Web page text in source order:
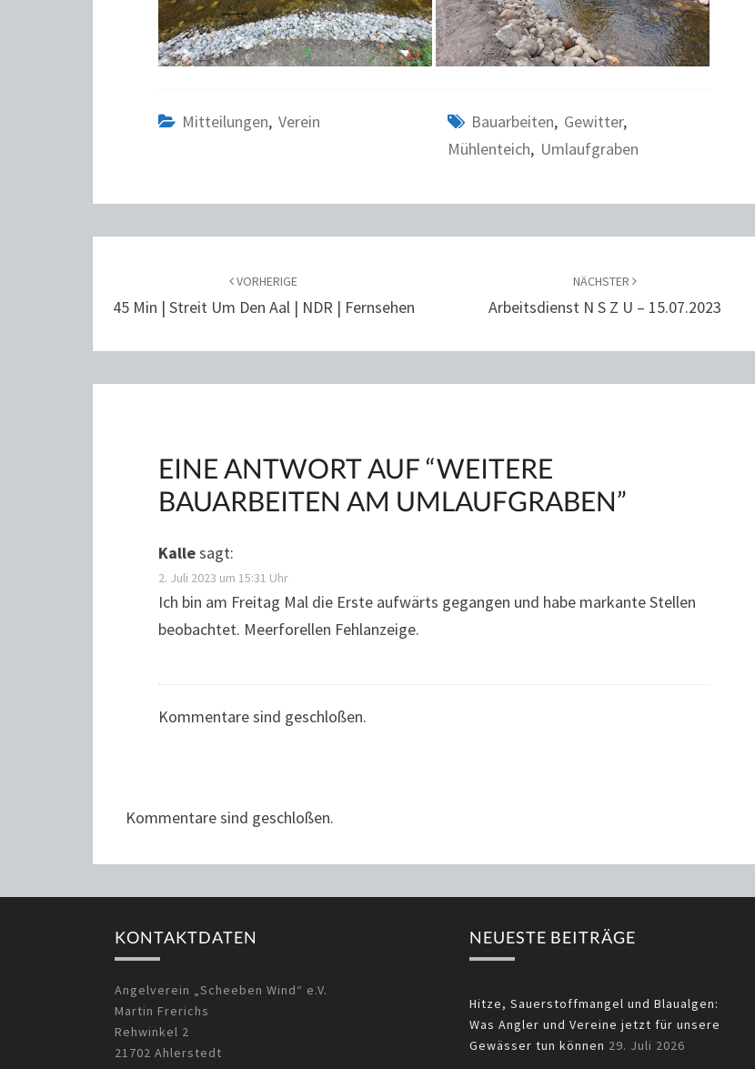
Mitteilungen, Verein Bauarbeiten, Gewitter,
Mühlenteich, Umlaufgraben
NAVIGATIONVORHERIGE
45 Min | Streit Um Den Aal | NDR | Fernsehen
NÄCHSTER
Arbeitsdienst N S Z U – 15.07.2023
EINE ANTWORT AUF “WEITERE
BAUARBEITEN AM UMLAUFGRABEN”
Kallesagt:
2. Juli 2023 um 15:31 Uhr
Ich bin am Freitag Mal die Erste aufwärts gegangen und habe markante Stellen
beobachtet. Meerforellen Fehlanzeige.
Kommentare sind geschloßen.
Kommentare sind geschloßen.
KONTAKTDATEN
Angelverein „Scheeben Wind“ e.V.
Martin Frerichs
Rehwinkel 2
21702 Ahlerstedt
NEUESTE BEITRÄGE
Hitze, Sauerstoffmangel und Blaualgen:
Was Angler und Vereine jetzt für unsere
Gewässer tun können 29. Juli 2026